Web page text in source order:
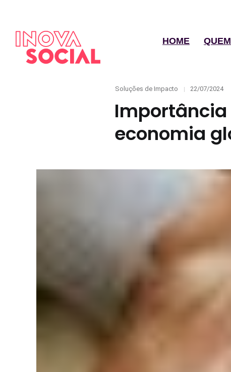
HOME
Categories
Soluções de Impacto
Posted
22/07/2024
economia